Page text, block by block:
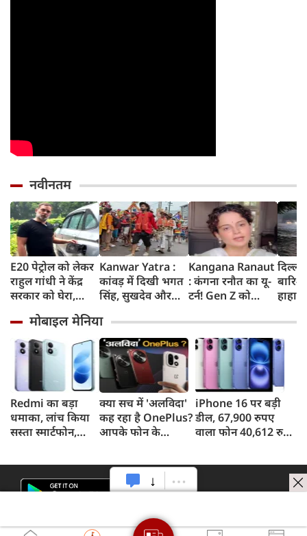
नवीनतम
E20 पेट्रोल को लेकर
राहुल गांधी ने केंद्र
सरकार को घेरा,
लोगों की गाड़ियां हो
रहीं खराब, BJP ने
बताया खराब
पटकथा
Kanwar Yatra :
कांवड़ में दिखी भगत
सिंह, सुखदेव और
अमरगाथा,
शिवभक्तों ने अनोखे
अंदाज में दी
श्रद्धांजलि
Kangana Ranaut
: कंगना रनौत का यू-
टर्न! Gen Z को
'सबसे बड़ी ताकत',
कुछ दिन पहले
प्रदर्शनकारियों को
कहा था 'जेनरेशन
गटर'
जाम
सड़कों
तक
मोबाइल मेनिया
Redmi का बड़ा
धमाका, लांच किया
सस्ता स्मार्टफोन,
क्या सच में 'अलविदा'
कह रहा है OnePlus?
आपके फोन के
iPhone 16 पर बड़ी
डील, 67,900 रुपए
वाला फोन 40,612 रुपए